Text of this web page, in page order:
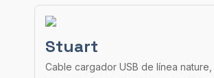
Stuart
Cable cargador USB de línea